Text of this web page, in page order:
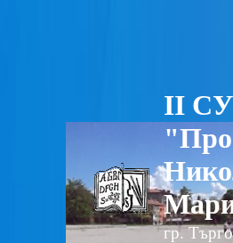
II СУ
гр.